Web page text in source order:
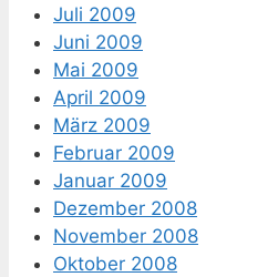
Juli 2009
Juni 2009
Mai 2009
April 2009
März 2009
Februar 2009
Januar 2009
Dezember 2008
November 2008
Oktober 2008